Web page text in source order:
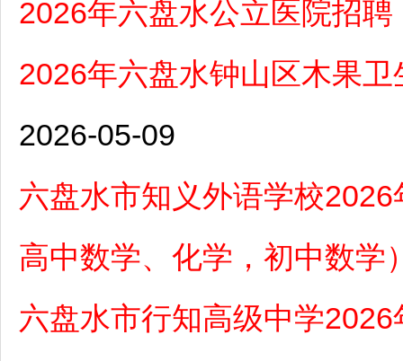
2026年六盘水公立医院招
2026年六盘水钟山区木果
2026-05-09
六盘水市知义外语学校
高中数学、化学，初中数学
六盘水市行知高级中学